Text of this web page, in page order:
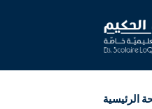
الرئيسية